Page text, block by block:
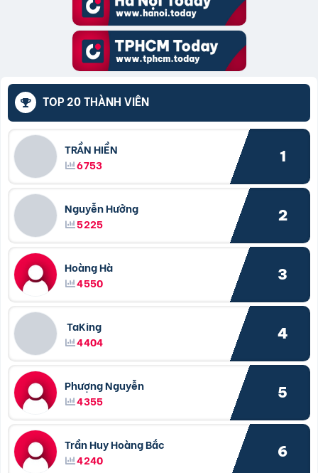
TOP 20 THÀNH VIÊN
TRẦN HIỀN
6753
1
Nguyễn Hưởng
5225
2
Hoàng Hà
4550
3
TaKing
4404
4
Phượng Nguyễn
4355
5
Trần Huy Hoàng Bắc
4240
6